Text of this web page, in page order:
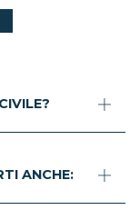
ANCHE: